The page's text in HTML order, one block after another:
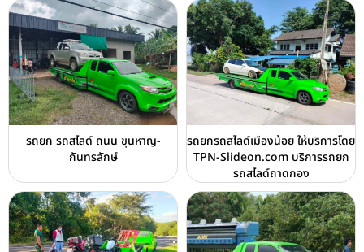
รถยก รถสไลด์ ถนน ขุนหาญ-
กันทรลักษ์
รถยกรถสไลด์เมืองน้อย ให้บริการโดย
TPN-Slideon.com บริการรถยก
รถสไลด์ถาดกอง